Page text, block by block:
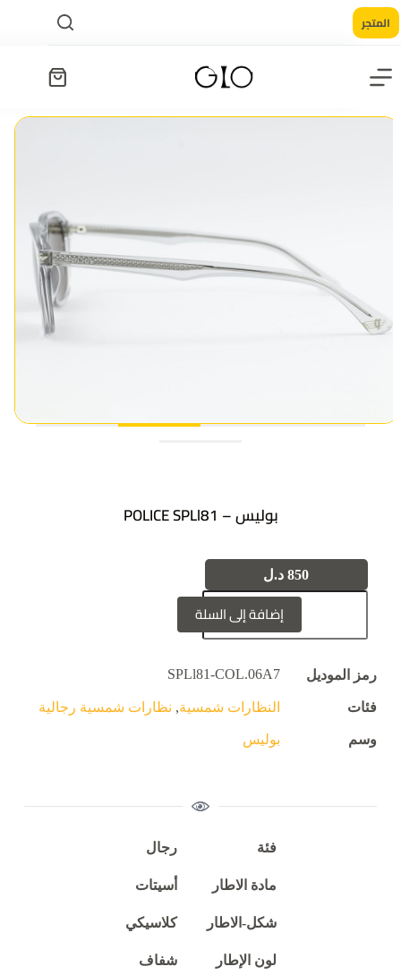
المتجر
بوليس – POLICE SPLl81
850 د.ل
إضافة إلى السلة
رمز الموديل SPLl81-COL.06A7
فئات النظارات شمسية, نظارات شمسية رجالية
وسم بوليس
فئة رجال
مادة الاطار أسيتات
شكل-الاطار كلاسيكي
لون الإطار شفاف